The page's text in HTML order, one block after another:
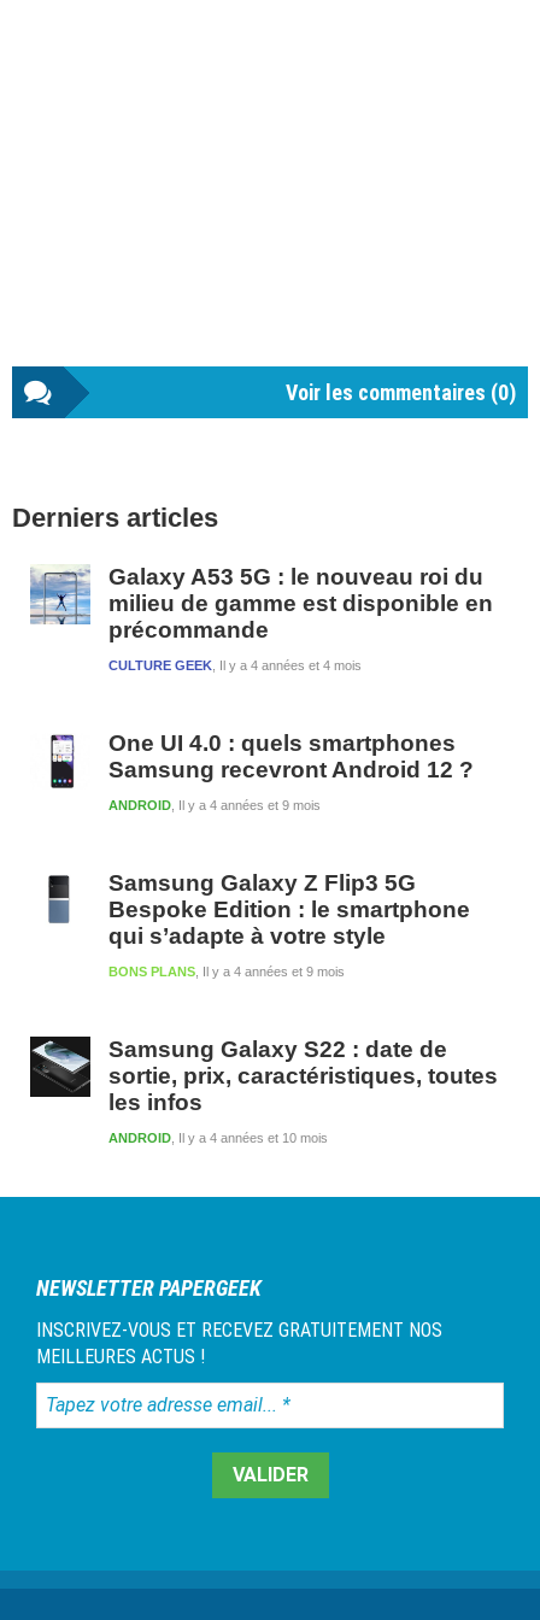
Voir les commentaires (0)
latérale
Derniers articles
Galaxy A53 5G : le nouveau roi du
milieu de gamme est disponible en
précommande
Il y a 4 années et 4 mois
CULTURE GEEK
One UI 4.0 : quels smartphones
Samsung recevront Android 12 ?
Il y a 4 années et 9 mois
ANDROID
Samsung Galaxy Z Flip3 5G
Bespoke Edition : le smartphone
qui s’adapte à votre style
Il y a 4 années et 9 mois
BONS PLANS
Samsung Galaxy S22 : date de
sortie, prix, caractéristiques, toutes
les infos
Il y a 4 années et 10 mois
ANDROID
NEWSLETTER PAPERGEEK
INSCRIVEZ-VOUS ET RECEVEZ GRATUITEMENT NOS
MEILLEURES ACTUS !
Tapez
votre